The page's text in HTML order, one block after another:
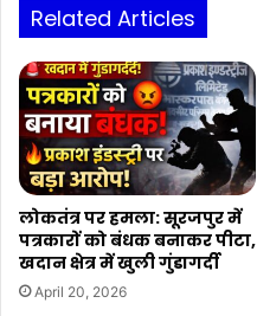
पर
एक्टिव
हैं?
Related Articles
लोकतंत्र पर हमला: सूरजपुर में
पत्रकारों को बंधक बनाकर पीटा,
खदान क्षेत्र में खुली गुंडागर्दी
April 20, 2026